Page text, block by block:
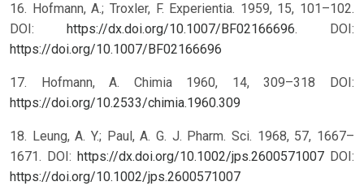
16. Hofmann, A.; Troxler, F. Experientia. 1959, 15, 101–102.
DOI: https://dx.doi.org/10.1007/BF02166696. DOI:
https://doi.org/10.1007/BF02166696
17. Hofmann, A. Chimia 1960, 14, 309–318 DOI:
https://doi.org/10.2533/chimia.1960.309
18. Leung, A. Y.; Paul, A. G. J. Pharm. Sci. 1968, 57, 1667–
1671. DOI: https://dx.doi.org/10.1002/jps.2600571007 DOI:
https://doi.org/10.1002/jps.2600571007